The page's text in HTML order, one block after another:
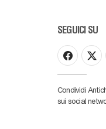
SEGUICI SU
Condividi
sui social